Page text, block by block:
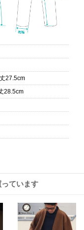
27.5cm
28.5cm
ています